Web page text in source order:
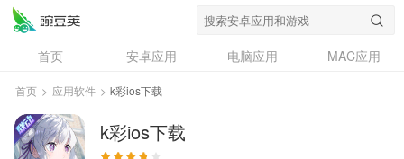
首页 安卓应用 电脑应用
MAC应用
资讯
专题
问答
首页 > 应用软件 > k彩ios下载
k彩ios下载